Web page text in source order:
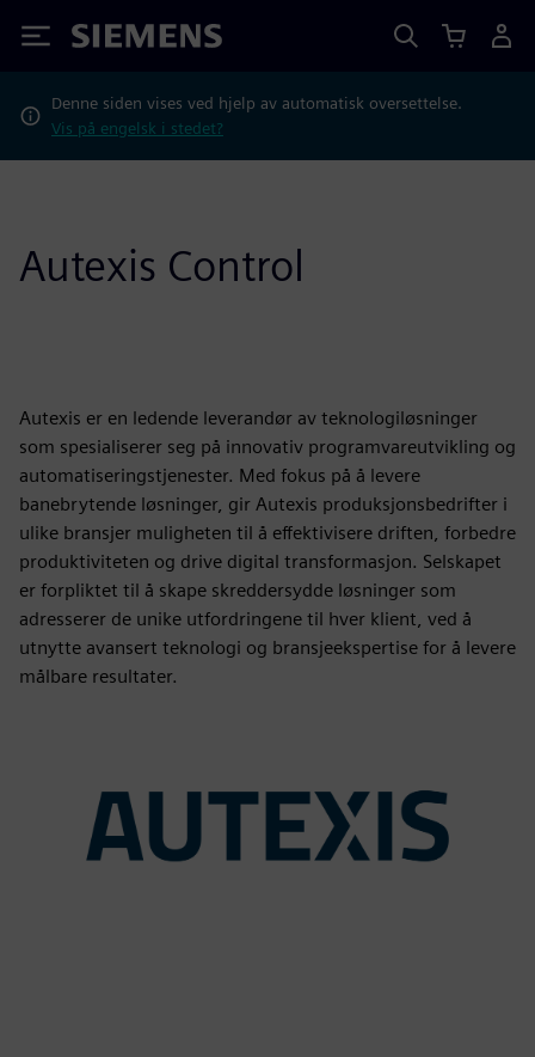
Siemens
Denne siden vises ved hjelp av automatisk oversettelse.
Vis på engelsk i stedet?
Autexis Control
Autexis er en ledende leverandør av teknologiløsninger
som spesialiserer seg på innovativ programvareutvikling og
automatiseringstjenester. Med fokus på å levere
banebrytende løsninger, gir Autexis produksjonsbedrifter i
ulike bransjer muligheten til å effektivisere driften, forbedre
produktiviteten og drive digital transformasjon. Selskapet
er forpliktet til å skape skreddersydde løsninger som
adresserer de unike utfordringene til hver klient, ved å
utnytte avansert teknologi og bransjeekspertise for å levere
målbare resultater.